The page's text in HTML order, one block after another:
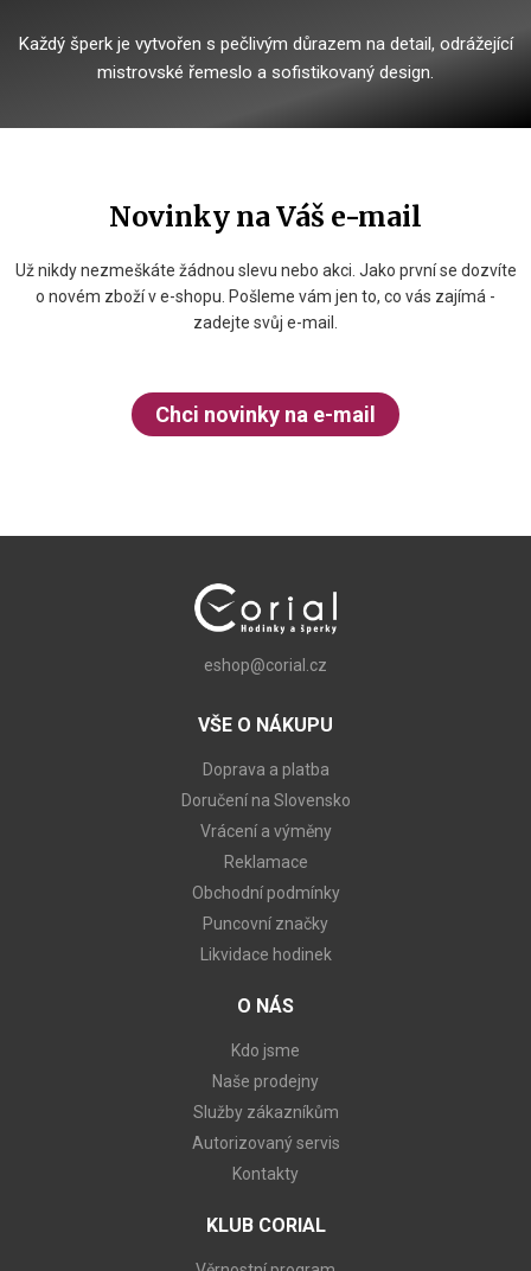
Každý šperk je vytvořen s pečlivým důrazem na detail, odrážející
mistrovské řemeslo a sofistikovaný design.
Novinky na Váš e-mail
Už nikdy nezmeškáte žádnou slevu nebo akci. Jako první se dozvíte
o novém zboží v e-shopu. Pošleme vám jen to, co vás zajímá -
zadejte svůj e-mail.
Chci novinky na e-mail
eshop@corial.cz
VŠE O NÁKUPU
Doprava a platba
Doručení na Slovensko
Vrácení a výměny
Reklamace
Obchodní podmínky
Puncovní značky
Likvidace hodinek
O NÁS
Kdo jsme
Naše prodejny
Služby zákazníkům
Autorizovaný servis
Kontakty
KLUB CORIAL